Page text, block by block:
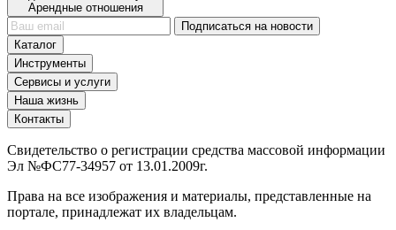
Подключить PRO-аккаунт:
Арендные отношения
Подписаться на новости
Каталог
Инструменты
Сервисы и услуги
Наша жизнь
Контакты
Свидетельство о регистрации средства массовой информации
Права на все изображения и материалы, представленные на